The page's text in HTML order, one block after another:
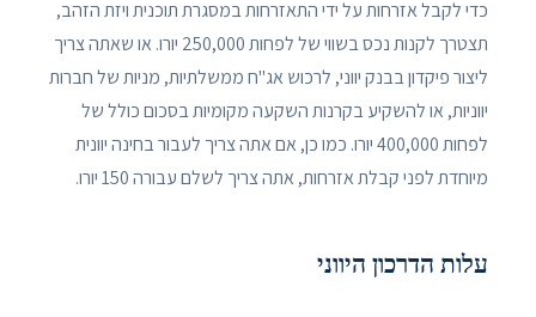
כדי לקבל אזרחות על ידי התאזרחות במסגרת תוכנית ויזת הזהב,
תצטרך לקנות נכס בשווי של לפחות 250,000 יורו. או שאתה צריך
ליצור פיקדון בבנק יווני, לרכוש אג"ח ממשלתיות, מניות של חברות
יווניות, או להשקיע בקרנות השקעה מקומיות בסכום כולל של
לפחות 400,000 יורו. כמו כן, אם אתה צריך לעבור בחינה יוונית
מיוחדת לפני קבלת אזרחות, אתה צריך לשלם עבורה 150 יורו.
עלות הדרכון היווני